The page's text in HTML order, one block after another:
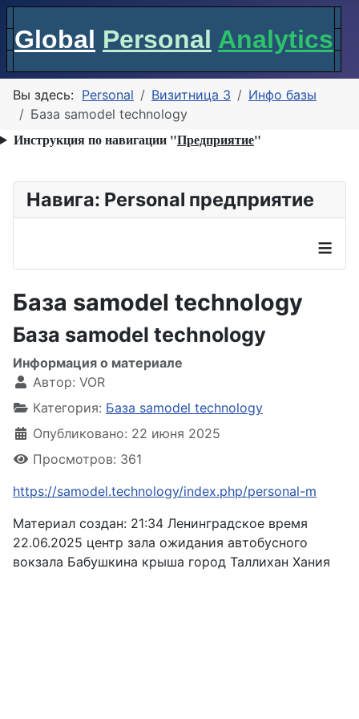
Global Personal Analytics
Вы здесь: Personal Визитница 3
Инфо базы
База samodel technology
Инструкция по навигации "Предприятие"
Навига: Personal предприятие
≡
База samodel technology
База samodel technology
Информация о материале
Автор: VOR
Категория: База samodel technology
Опубликовано: 22 июня 2025
Просмотров: 361
https://samodel.technology/index.php/personal-m
Материал создан: 21:34 Ленинградское время
22.06.2025 центр зала ожидания автобусного
вокзала Бабушкина крыша город Таллихан Хания